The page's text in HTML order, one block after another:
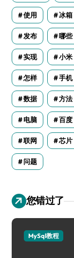
使用 冰箱
发布 哪些
实现 小米
怎样 手机
数据 方法
电脑 百度
联网 芯片
问题
您错过了
MySql教程